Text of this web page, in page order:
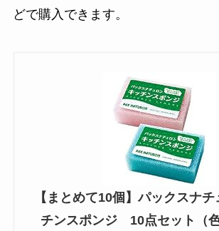
どで購入できます。
【まとめて10個】パックスナ
チンスポンジ 10点セット（